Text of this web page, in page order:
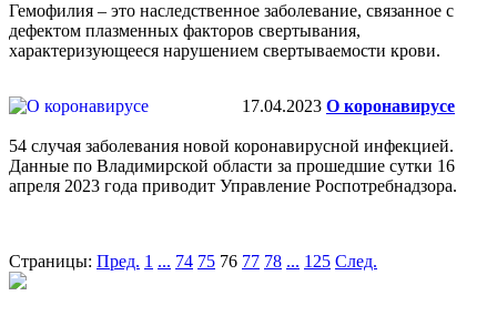
Гемофилия – это наследственное заболевание, связанное с
дефектом плазменных факторов свертывания,
характеризующееся нарушением свертываемости крови.
17.04.2023 О коронавирусе
54 случая заболевания новой коронавирусной инфекцией.
Данные по Владимирской области за прошедшие сутки 16
апреля 2023 года приводит Управление Роспотребнадзора.
Страницы: Пред. 1 ... 74 75 76 77 78 ... 125 След.